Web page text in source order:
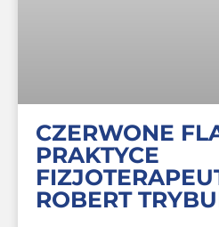
CZERWONE
PRAKTYCE
ROBERT